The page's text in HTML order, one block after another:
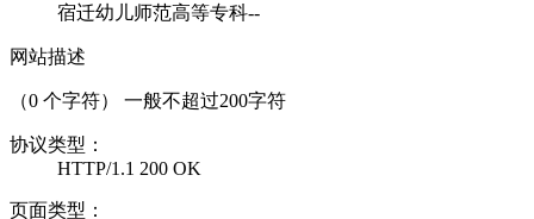
宿迁幼儿师范高等专科--
网站描述
（0 个字符） 一般不超过200字符
协议类型：
HTTP/1.1 200 OK
页面类型：